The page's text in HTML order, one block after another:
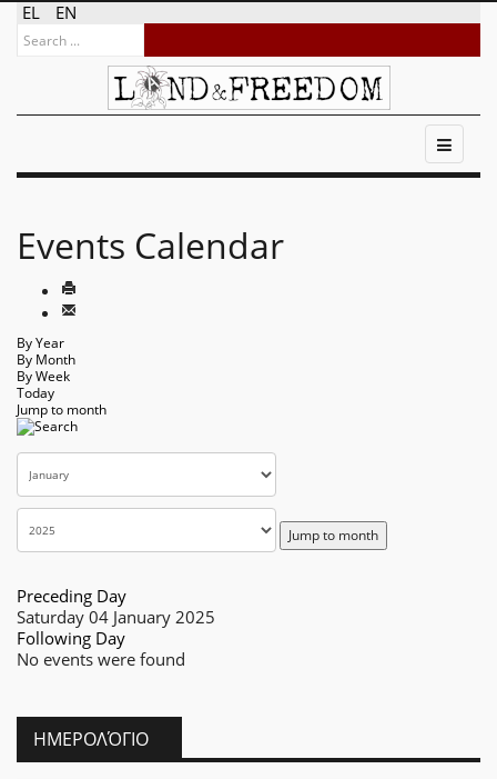
EL EN
Events Calendar
By Year
By Month
By Week
Today
Jump to month
Jump to month
Preceding Day
Saturday 04 January 2025
Following Day
No events were found
ΗΜΕΡΟΛΌΓΙΟ